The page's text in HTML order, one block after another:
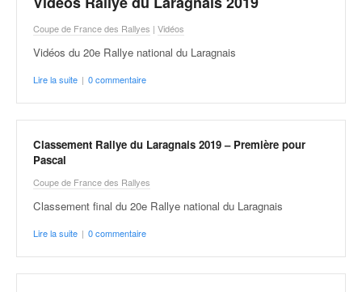
Coupe de France des Rallyes | Vidéos
Vidéos du 20e Rallye national du Laragnais
Lire la suite | 0 commentaire
Classement Rallye du Laragnais 2019 – Première pour
Pascal
Coupe de France des Rallyes
Classement final du 20e Rallye national du Laragnais
Lire la suite | 0 commentaire